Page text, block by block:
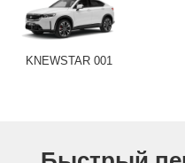
KNEWSTAR 001